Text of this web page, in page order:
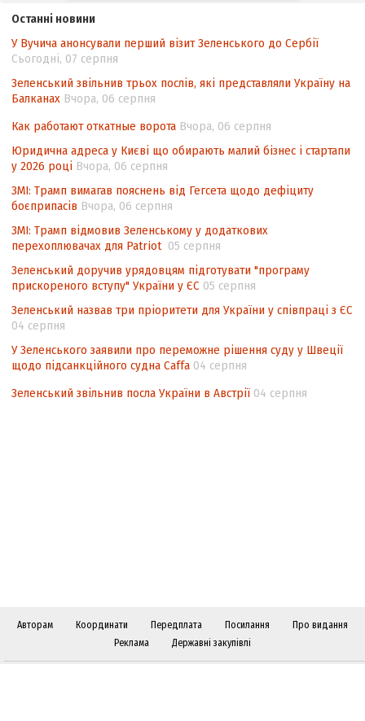
походження товарів відповідно до
Угоди про торговельні аспекти прав
інтелектуальної власності (TRIPS) у
контексті євроінтеграції
Аналіз виборчого законодавства щодо
невизначеності механізму повторного
підрахунку голосів виборців
Інформаційна безпека суспільства
Останні новини
У Вучича анонсували перший візит Зеленського до Сербії
Сьогодні, 07 серпня
Зеленський звільнив трьох послів, які представляли Україну на
Балканах Вчора, 06 серпня
Как работают откатные ворота Вчора, 06 серпня
Юридична адреса у Києві що обирають малий бізнес і стартапи
у 2026 році Вчора, 06 серпня
ЗМІ: Трамп вимагав пояснень від Гегсета щодо дефіциту
боєприпасів Вчора, 06 серпня
ЗМІ: Трамп відмовив Зеленському у додаткових
перехоплювачах для Patriot 05 серпня
Зеленський доручив урядовцям підготувати "програму
прискореного вступу" України у ЄС 05 серпня
Зеленський назвав три пріоритети для України у співпраці з ЄС
04 серпня
У Зеленського заявили про переможне рішення суду у Швеції
щодо підсанкційного судна Caffa 04 серпня
Зеленський звільнив посла України в Австрії 04 серпня
Авторам Координати Передплата Посилання
Про видання
Реклама
Державні закупівлі